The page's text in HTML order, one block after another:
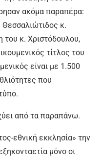
ακόμα παραπέρα:
κ.
του κ. Χριστόδουλου,
τίτλος του
είναι με 1.500
που
από τα παραπάνω.
εθνική εκκλησία» την
μόνο οι